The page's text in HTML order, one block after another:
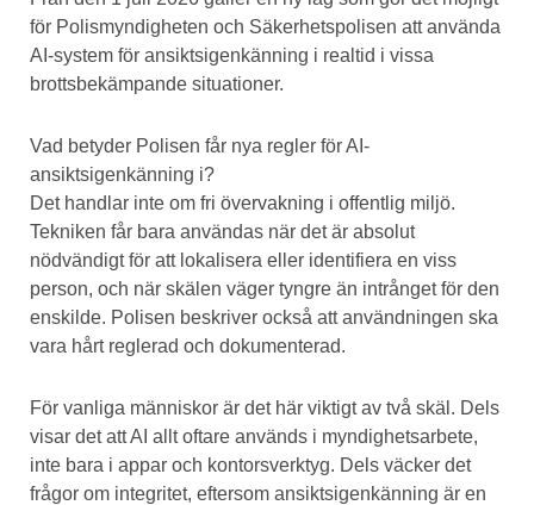
för Polismyndigheten och Säkerhetspolisen att använda
AI-system för ansiktsigenkänning i realtid i vissa
brottsbekämpande situationer.
Vad betyder Polisen får nya regler för AI-
ansiktsigenkänning i?
Det handlar inte om fri övervakning i offentlig miljö.
Tekniken får bara användas när det är absolut
nödvändigt för att lokalisera eller identifiera en viss
person, och när skälen väger tyngre än intrånget för den
enskilde. Polisen beskriver också att användningen ska
vara hårt reglerad och dokumenterad.
För vanliga människor är det här viktigt av två skäl. Dels
visar det att AI allt oftare används i myndighetsarbete,
inte bara i appar och kontorsverktyg. Dels väcker det
frågor om integritet, eftersom ansiktsigenkänning är en